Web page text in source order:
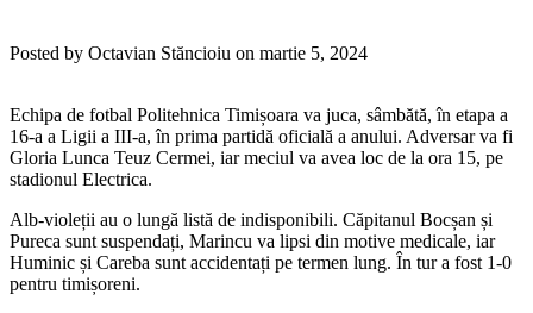
Posted by Octavian Stăncioiu on martie 5, 2024
Echipa de fotbal Politehnica Timișoara va juca, sâmbătă, în etapa a
16-a a Ligii a III-a, în prima partidă oficială a anului. Adversar va fi
Gloria Lunca Teuz Cermei, iar meciul va avea loc de la ora 15, pe
stadionul Electrica.
Alb-violeții au o lungă listă de indisponibili. Căpitanul Bocșan și
Pureca sunt suspendați, Marincu va lipsi din motive medicale, iar
Huminic și Careba sunt accidentați pe termen lung. În tur a fost 1-0
pentru timișoreni.